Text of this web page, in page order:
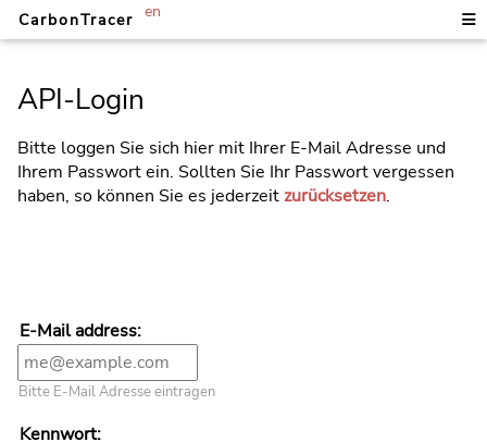
CarbonTracer en
API-Login
Bitte loggen Sie sich hier mit Ihrer E-Mail Adresse und
Ihrem Passwort ein. Sollten Sie Ihr Passwort vergessen
haben, so können Sie es jederzeit zurücksetzen.
E-Mail address:
Bitte E-Mail Adresse eintragen
Kennwort: